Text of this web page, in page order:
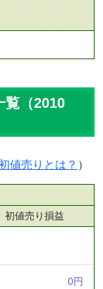
覧（2010
値売りとは？ ）
初値売り損益
0円